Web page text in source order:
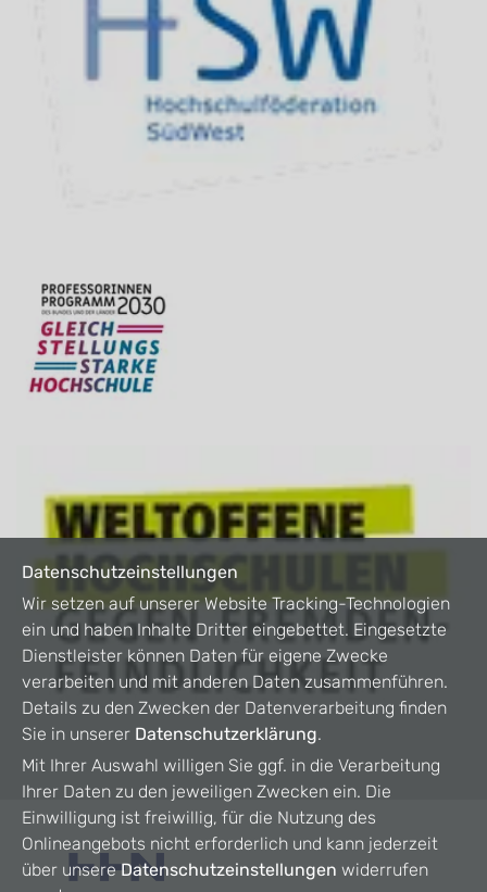
Datenschutzeinstellungen
Wir setzen auf unserer Website Tracking-Technologien
ein und haben Inhalte Dritter eingebettet. Eingesetzte
Dienstleister können Daten für eigene Zwecke
verarbeiten und mit anderen Daten zusammenführen.
Details zu den Zwecken der Datenverarbeitung finden
Sie in unserer Datenschutzerklärung.
Mit Ihrer Auswahl willigen Sie ggf. in die Verarbeitung
Ihrer Daten zu den jeweiligen Zwecken ein. Die
Einwilligung ist freiwillig, für die Nutzung des
Onlineangebots nicht erforderlich und kann jederzeit
über unsereDatenschutzeinstellungen widerrufen